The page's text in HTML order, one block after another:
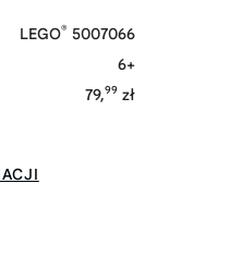
LEGO® 5007066
6+
79,99 zł